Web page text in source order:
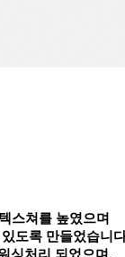
스쳐를 높였으며
도록 만들었습니